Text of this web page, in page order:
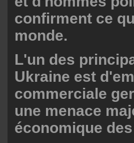
confirment ce
monde.
L'un des
Ukraine est
commerciale
une menace
économique